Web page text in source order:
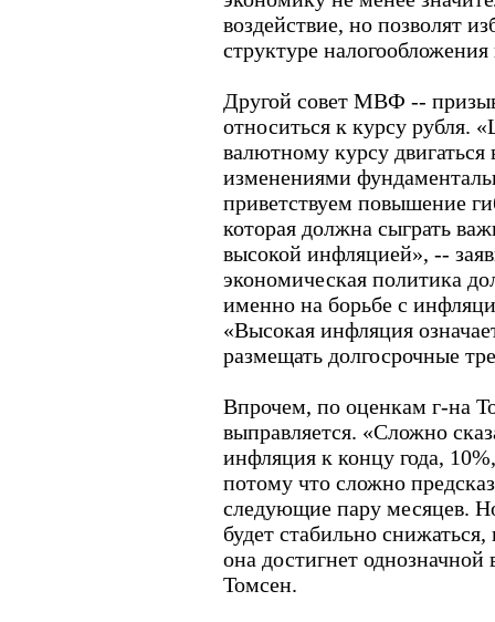
воздействие, но позволят
структуре
Другой совет МВФ --
относиться к курсу рубля.
валютному курсу двигаться
изменениями
приветствуем повышение
которая должна сыграть
высокой инфляцией», --
экономическая политика
именно на борьбе с
«Высокая инфляция
размещать долгосрочные
Впрочем, по оценкам г-на
выправляется. «Сложно
инфляция к концу года,
потому что сложно
следующие пару месяцев.
будет стабильно
она достигнет
Томсен.